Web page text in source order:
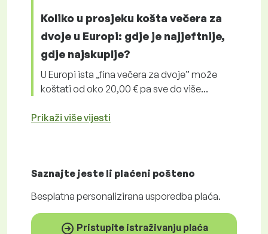
Koliko u prosjeku košta večera za
dvoje u Europi: gdje je najjeftnije,
gdje najskuplje?
U Europi ista „fina večera za dvoje” može
koštati od oko 20,00 € pa sve do više...
Prikaži više vijesti
Saznajte jeste li plaćeni pošteno
Besplatna personalizirana usporedba plaća.
Pristupite istraživanju plaća